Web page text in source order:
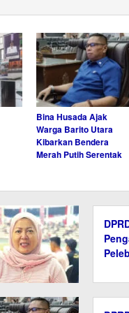
Bina Husada Ajak
Warga Barito Utara
Kibarkan Bendera
Merah Putih Serentak